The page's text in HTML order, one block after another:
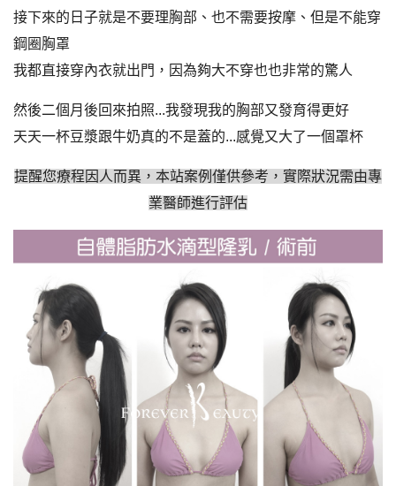
接下來的日子就是不要理胸部、也不需要按摩、但是不能穿
鋼圈胸罩
我都直接穿內衣就出門，因為夠大不穿也也非常的驚人
然後二個月後回來拍照...我發現我的胸部又發育得更好
天天一杯豆漿跟牛奶真的不是蓋的...感覺又大了一個罩杯
提醒您療程因人而異，本站案例僅供參考，實際狀況需由專
業醫師進行評估